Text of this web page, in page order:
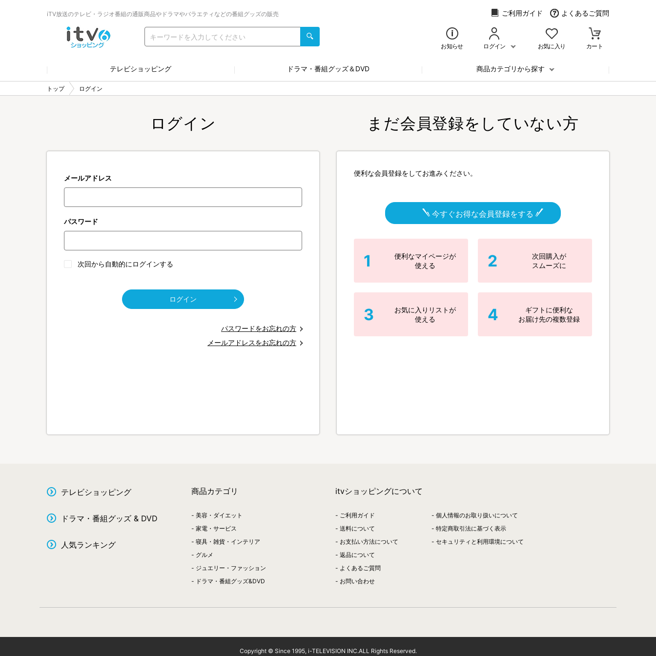
iTV放送のテレビ・ラジオ番組の通販商品やドラマやバラエティなどの番組グッズの販売 ご利用ガイド よくあるご質問
お知らせ ログイン お気に入り カート
テレビショッピング ドラマ・番組グッズ＆DVD 商品カテゴリから探す
トップ ログイン
ログイン
メールアドレス
パスワード
次回から自動的にログインする
ログイン
パスワードをお忘れの方
メールアドレスをお忘れの方
まだ会員登録をしていない方
便利な会員登録をしてお進みください。
今すぐお得な会員登録をする
1
便利なマイページが
使える
2
次回購入が
スムーズに
3
お気に入りリストが
使える
4
ギフトに便利な
お届け先の複数登録
テレビショッピング
ドラマ・番組グッズ & DVD
人気ランキング
商品カテゴリ
美容・ダイエット
家電・サービス
寝具・雑貨・インテリア
グルメ
ジュエリー・ファッション
ドラマ・番組グッズ&DVD
itvショッピングについて
ご利用ガイド
送料について
お支払い方法について
返品について
よくあるご質問
お問い合わせ
個人情報のお取り扱いについて
特定商取引法に基づく表示
セキュリティと利用環境について
Copyright © Since 1995, i-TELEVISION INC.ALL Rights Reserved.